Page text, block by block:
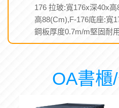
176 拉玻:寬176x深40x
高88(Cm),F-176底座:
鋼板厚度0.7m/m堅固耐
OA書櫃